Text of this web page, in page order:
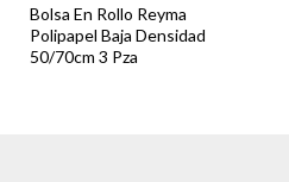
Bolsa En Rollo Reyma
Polipapel Baja Densidad
50/70cm 3 Pza